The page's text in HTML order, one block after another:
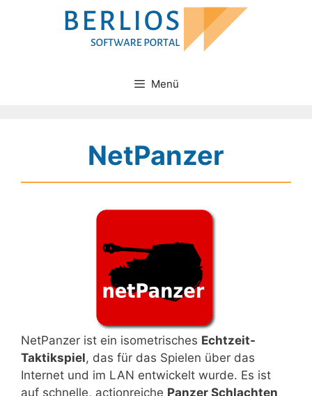
Menü
NetPanzer
NetPanzer ist ein isometrisches Echtzeit-
Taktikspiel, das für das Spielen über das
Internet und im LAN entwickelt wurde. Es ist
auf schnelle, actionreiche Panzer Schlachten